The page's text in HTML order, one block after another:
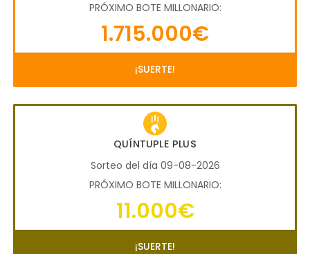
PRÓXIMO BOTE MILLONARIO:
1.715.000€
¡SUERTE!
QUÍNTUPLE PLUS
Sorteo del día 09-08-2026
PRÓXIMO BOTE MILLONARIO:
11.000€
¡SUERTE!